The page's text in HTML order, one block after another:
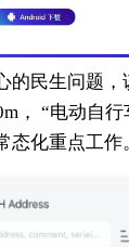
的民生问题
， “电动自
态化重点工作